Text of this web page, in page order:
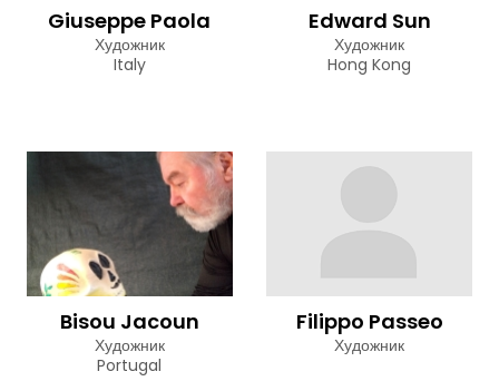
Giuseppe Paola
Художник
Italy
Edward Sun
Художник
Hong Kong
Bisou Jacoun
Художник
Portugal
Filippo Passeo
Художник